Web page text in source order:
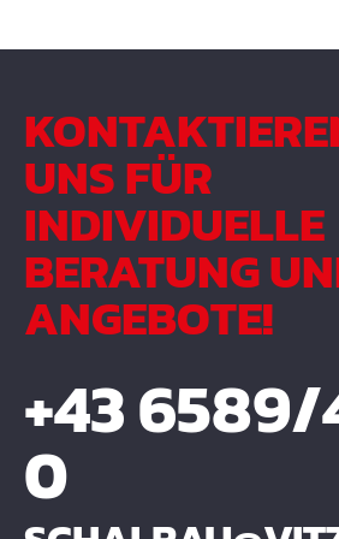
UNS FÜR
INDIVIDUELLE
BERATUNG
ANGEBOTE!
+43
0